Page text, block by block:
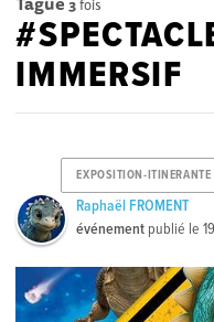
IMMERSIF
EXPOSITION-ITINERANTE
Raphaël FROMENT
événement publié le